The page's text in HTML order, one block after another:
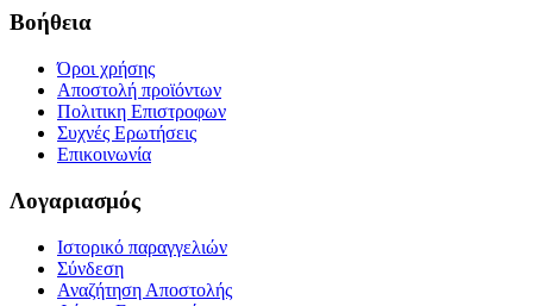
Βοήθεια
Όροι χρήσης
Αποστολή προϊόντων
Πολιτικη Επιστροφων
Συχνές Ερωτήσεις
Επικοινωνία
Λογαριασμός
Ιστορικό παραγγελιών
Σύνδεση
Αναζήτηση Αποστολής